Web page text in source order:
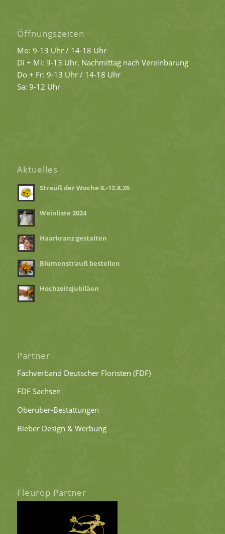
Öffnungszeiten
Mo: 9-13 Uhr / 14-18 Uhr
Di + Mi: 9-13 Uhr, Nachmittag nach Vereinbarung
Do + Fr: 9-13 Uhr / 14-18 Uhr
Sa: 9-12 Uhr
Aktuelles
Strauß der Woche 6.-12.8.26
Weinliste 2024
Hosemann
Haarkranz gestalten
Blumenstrauß bestellen
Hochzeitsjubiläen
Partner
Fachverband Deutscher Floristen (FDF)
FDF Sachsen
Oberüber-Bestattungen
Bieber Design & Werbung
Fleurop Partner